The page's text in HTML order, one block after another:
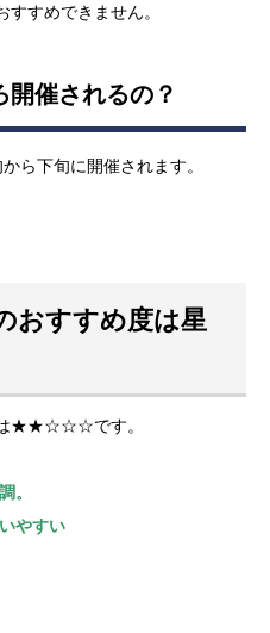
すめできません。
催されるの？
ら下旬に開催されます。
おすすめ度は星
は★★☆☆☆です。
。
やすい